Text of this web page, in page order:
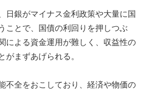
日銀がマイナス金利政策や大量に国
ことで、国債の利回りを押しつぶ
による資金運用が難しく、収益性の
がまずあげられる。
不全をおこしており、経済や物価の